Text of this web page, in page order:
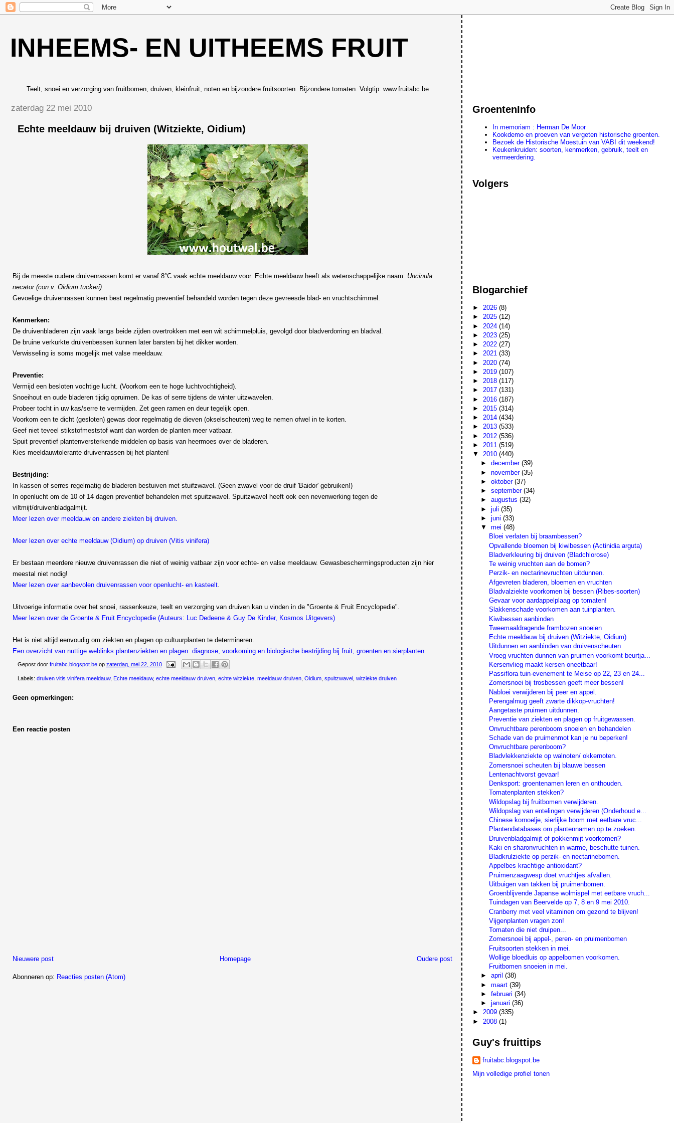
INHEEMS- EN UITHEEMS FRUIT
Teelt, snoei en verzorging van fruitbomen, druiven, kleinfruit, noten en bijzondere fruitsoorten. Bijzondere tomaten. Volgtip: www.fruitabc.be
zaterdag 22 mei 2010
Echte meeldauw bij druiven (Witziekte, Oidium)
Bij de meeste oudere druivenrassen komt er vanaf 8°C vaak echte meeldauw voor. Echte meeldauw heeft als wetenschappelijke naam: Uncinula
necator (con.v. Oidium tuckeri)
Gevoelige druivenrassen kunnen best regelmatig preventief behandeld worden tegen deze gevreesde blad- en vruchtschimmel.
Kenmerken:
De druivenbladeren zijn vaak langs beide zijden overtrokken met een wit schimmelpluis, gevolgd door bladverdorring en bladval.
De bruine verkurkte druivenbessen kunnen later barsten bij het dikker worden.
Verwisseling is soms mogelijk met valse meeldauw.
Preventie:
Vermijd een besloten vochtige lucht. (Voorkom een te hoge luchtvochtigheid).
Snoeihout en oude bladeren tijdig opruimen. De kas of serre tijdens de winter uitzwavelen.
Probeer tocht in uw kas/serre te vermijden. Zet geen ramen en deur tegelijk open.
Voorkom een te dicht (gesloten) gewas door regelmatig de dieven (okselscheuten) weg te nemen ofwel in te korten.
Geef niet teveel stikstofmeststof want dan worden de planten meer vatbaar.
Spuit preventief plantenversterkende middelen op basis van heermoes over de bladeren.
Kies meeldauwtolerante druivenrassen bij het planten!
Bestrijding:
In kassen of serres regelmatig de bladeren bestuiven met stuifzwavel. (Geen zwavel voor de druif 'Baidor' gebruiken!)
In openlucht om de 10 of 14 dagen preventief behandelen met spuitzwavel. Spuitzwavel heeft ook een nevenwerking tegen de
viltmijt/druivenbladgalmijt.
Meer lezen over meeldauw en andere ziekten bij druiven.
Meer lezen over echte meeldauw (Oidium) op druiven (Vitis vinifera)
Er bestaan meerdere nieuwe druivenrassen die niet of weinig vatbaar zijn voor echte- en valse meeldauw. Gewasbeschermingsproducten zijn hier
meestal niet nodig!
Meer lezen over aanbevolen druivenrassen voor openlucht- en kasteelt
Uitvoerige informatie over het snoei, rassenkeuze, teelt en verzorging van druiven kan u vinden in de "Groente & Fruit Encyclopedie".
Meer lezen over de Groente & Fruit Encyclopedie (Auteurs: Luc Dedeene & Guy De Kinder, Kosmos Uitgevers)
Het is niet altijd eenvoudig om ziekten en plagen op cultuurplanten te determineren.
Een overzicht van nuttige weblinks plantenziekten en plagen: diagnose, voorkoming en biologische bestrijding bij fruit, groenten en sierplanten.
Gepost door fruitabc.blogspot.be op zaterdag, mei 22, 2010
Labels: druiven vitis vinifera meeldauw, Echte meeldauw, echte meeldauw druiven echte witziekte meeldauw druiven Oidium spuitzwavel witziekte druiven
Geen opmerkingen:
Een reactie posten
Nieuwere post Oudere post
Homepage
Abonneren op: Reacties posten (Atom)
GroentenInfo
In memoriam : Herman De Moor
Kookdemo en proeven van vergeten historische groenten.
Bezoek de Historische Moestuin van VABI dit weekend!
Keukenkruiden: soorten, kenmerken, gebruik, teelt en
vermeerdering.
Volgers
Blogarchief
►2026(8)
►2025(12)
► 2024(14)
► 2023(25)
►2022(27)
►2021(33)
► 2020(74)
► 2019(107)
►2018(117)
►2017(131)
► 2016(187)
► 2015(314)
►2014(434)
►2013(533)
► 2012(536)
► 2011(519)
▼2010(440)
► december (39)
► november (35)
► oktober (37)
► september (34)
► augustus (32)
► juli (35)
► juni (33)
▼ mei (48)
Bloei verlaten bij braambessen?
Opvallende bloemen bij kiwibessen (Actinidia arguta)
Bladverkleuring bij druiven (Bladchlorose)
Te weinig vruchten aan de bomen?
Perzik- en nectarinevruchten uitdunnen.
Afgevreten bladeren, bloemen en vruchten
Bladvalziekte voorkomen bij bessen (Ribes-soorten)
Gevaar voor aardappelplaag op tomaten!
Slakkenschade voorkomen aan tuinplanten.
Kiwibessen aanbinden
Tweemaaldragende frambozen snoeien
Echte meeldauw bij druiven (Witziekte, Oidium)
Uitdunnen en aanbinden van druivenscheuten
Vroeg vruchten dunnen van pruimen voorkomt beurtja...
Kersenvlieg maakt kersen oneetbaar!
Passiflora tuin-evenement te Meise op 22, 23 en 24...
Zomersnoei bij trosbessen geeft meer bessen!
Nabloei verwijderen bij peer en appel.
Perengalmug geeft zwarte dikkop-vruchten!
Aangetaste pruimen uitdunnen.
Preventie van ziekten en plagen op fruitgewassen.
Onvruchtbare perenboom snoeien en behandelen
Schade van de pruimenmot kan je nu beperken!
Onvruchtbare perenboom?
Bladvlekkenziekte op walnoten/ okkernoten.
Zomersnoei scheuten bij blauwe bessen
Lentenachtvorst gevaar!
Denksport: groentenamen leren en onthouden.
Tomatenplanten stekken?
Wildopslag bij fruitbomen verwijderen.
Wildopslag van entelingen verwijderen (Onderhoud e...
Chinese kornoelje, sierlijke boom met eetbare vruc...
Plantendatabases om plantennamen op te zoeken.
Druivenbladgalmijt of pokkenmijt voorkomen?
Kaki en sharonvruchten in warme, beschutte tuinen.
Bladkrulziekte op perzik- en nectarinebomen.
Appelbes krachtige antioxidant?
Pruimenzaagwesp doet vruchtjes afvallen.
Uitbuigen van takken bij pruimenbomen.
Groenblijvende Japanse wolmispel met eetbare vruch...
Tuindagen van Beervelde op 7, 8 en 9 mei 2010.
Cranberry met veel vitaminen om gezond te blijven!
Vijgenplanten vragen zon!
Tomaten die niet druipen...
Zomersnoei bij appel-, peren- en pruimenbomen
Fruitsoorten stekken in mei.
Wollige bloedluis op appelbomen voorkomen.
Fruitbomen snoeien in mei.
► april (38)
► maart (39)
► februari (34)
► januari (36)
►2009(335)
► 2008(1)
Guy's fruittips
fruitabc.blogspot.be
Mijn volledige profiel tonen